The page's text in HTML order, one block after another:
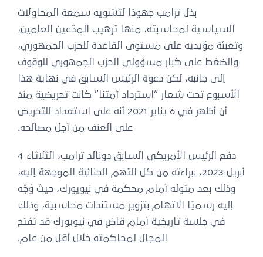
بذل ترامب جهودًا لتشويه سمعة المحاولات
السياسية لمحاسبته، منها ترهيب المدّعين العامين،
وتعبئة مؤيديه على مستوى القاعدة للحزب الجمهوري،
والضغط على كبار مسؤولي الحزب الجمهوري للوقوف
إلى جانبه، لكن دعوة الرئيس السابق في نهاية هذا
الأسبوع تحت شعار “استرداد أمتنا” كانت تحريضية منذ
أن أظهر في 6 يناير 2021 أنه على استعداد للتحريض
على العنف من أجل مصالحه.
دفع الرئيس الأمريكي السابق دونالد ترامب، الثلاثاء 4
أبريل 2023، ببراءته من كل التهم الجنائية الموجهة إليه،
وذلك بعد مثوله أمام محكمة في نيويورك، حيث وُجّه
إليه رسميًا الاتهام بتزوير مستندات محاسبية، وذلك
في جلسة تاريخية أمام قاضٍ في نيويورك قد تفتح
المجال لمحاكمته خلال أقل من عام.